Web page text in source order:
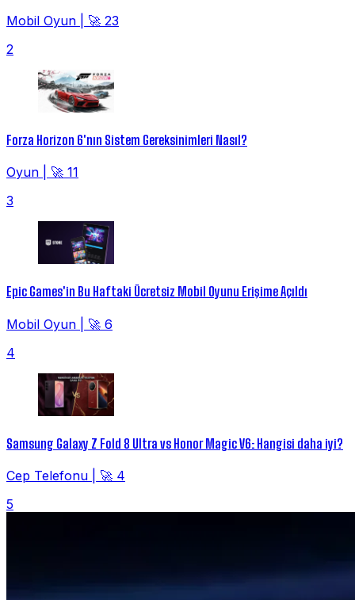
Mobil Oyun
🚀 23
2
Forza Horizon 6'nın Sistem Gereksinimleri Nasıl?
Oyun
🚀 11
3
Epic Games'in Bu Haftaki Ücretsiz Mobil Oyunu Erişime Açıldı
Mobil Oyun
🚀 6
4
Samsung Galaxy Z Fold 8 Ultra vs Honor Magic V6: Hangisi daha iyi?
Cep Telefonu
🚀 4
5